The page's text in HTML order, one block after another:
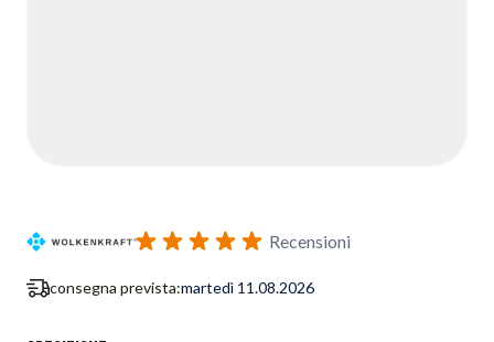
Recensioni
consegna prevista:martedì 11.08.2026